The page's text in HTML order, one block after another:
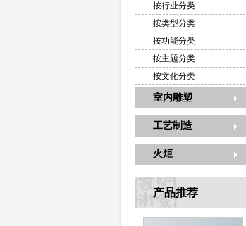
按行业分类
按类型分类
按功能分类
按主题分类
按文化分类
室内雕塑
工艺制造
火炬
产品推荐